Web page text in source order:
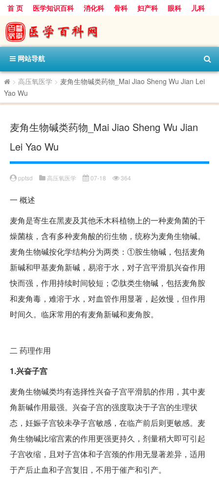
首 页 医学知识百科 消化科 骨科 妇产科 眼科
儿科
心血管病科
呼吸科 神经科
内分泌科
口腔科
网站导航
> 高压氧医学 > 麦角生物碱类药物_Mai Jiao Sheng Wu Jian Lei
Yao Wu
麦角生物碱类药物_Mai Jiao Sheng Wu Jian
Lei Yao Wu
pptsd 高压氧医学 07-18 364
一 概述
麦角是寄生在黑麦及其他禾木科植物上的一种麦角菌的干
燥菌核，含有多种麦角酸的衍生物，统称为麦角生物碱。
麦角生物碱按化学结构分为两类：①胺生物碱，包括麦角
新碱和甲基麦角新碱，易溶于水，对子宫平滑肌兴奋作用
快而强，作用持续时间较短；②肽类生物碱，包括麦角胺
和麦角毒，难溶于水，对血管作用显著，起效慢，但作用
时间久。临床常用的有麦角新碱和麦角胺。
二 药理作用
1.兴奋子宫
麦角生物碱类均有选择性兴奋子宫平滑肌的作用，其中麦
角新碱作用最强。兴奋子宫的强度取决于子宫的生理状
态，妊娠子宫较未孕子宫敏感，在临产前后则更敏感。麦
角生物碱比缩宫素的作用更强更持久，剂量稍大即可引起
子宫收缩，且对子宫体和子宫颈的作用无显著差异，适用
于产后止血和子宫复旧，不用于催产和引产。